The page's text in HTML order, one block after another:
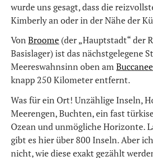
wurde uns gesagt, dass die
Kimberly an oder in der Nähe der
VonBroome (der „Hauptstadt“ der
Basislager) ist das nächstgelegene
Meereswahnsinn oben am
knapp 250 Kilometer entfernt.
Was für ein Ort! Unzählige Inseln,
Meerengen, Buchten, ein fast
Ozean und unmögliche Horizonte.
gibt es hier über 800 Inseln. Aber
nicht, wie diese exakt gezählt